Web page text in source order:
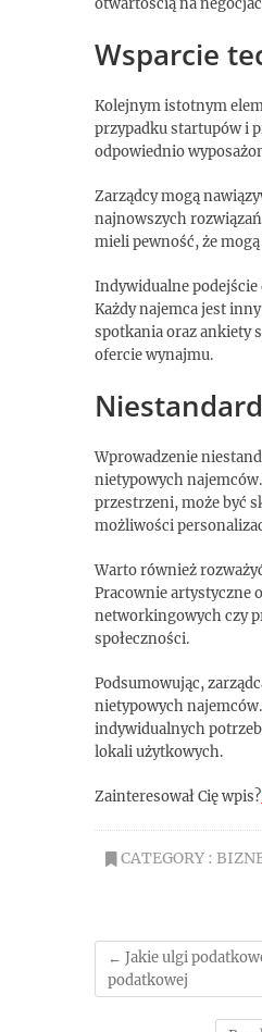
otwartością na
Wsparcie
Kolejnym istotnym
przypadku startupów i
odpowiednio
Zarządcy mogą
najnowszych
mieli pewność, że
Indywidualne
Każdy najemca jest
spotkania oraz ankiety
ofercie wynajmu.
Wprowadzenie
nietypowych
przestrzeni, może być
możliwości
Warto również
Pracownie artystyczne
networkingowych czy
społeczności.
Podsumowując,
nietypowych
indywidualnych
lokali użytkowych.
Zainteresował Cię wpis?
CATEGORY :
← Jakie ulgi
podatkowej